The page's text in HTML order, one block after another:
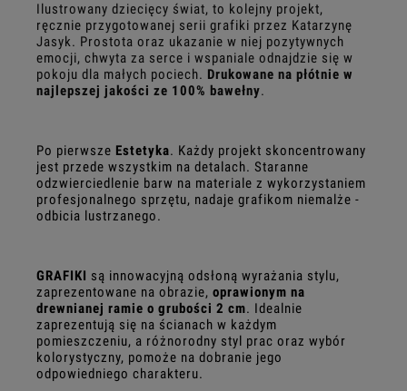
Ilustrowany dziecięcy świat, to kolejny projekt,
ręcznie przygotowanej serii grafiki przez Katarzynę
Jasyk. Prostota oraz ukazanie w niej pozytywnych
emocji, chwyta za serce i wspaniale odnajdzie się w
pokoju dla małych pociech. Drukowane na płótnie w
najlepszej jakości ze 100% bawełny.
Po pierwsze Estetyka. Każdy projekt skoncentrowany
jest przede wszystkim na detalach. Staranne
odzwierciedlenie barw na materiale z wykorzystaniem
profesjonalnego sprzętu, nadaje grafikom niemalże -
odbicia lustrzanego.
GRAFIKI są innowacyjną odsłoną wyrażania stylu,
zaprezentowane na obrazie, oprawionym na
drewnianej ramie o grubości 2 cm. Idealnie
zaprezentują się na ścianach w każdym
pomieszczeniu, a różnorodny styl prac oraz wybór
kolorystyczny, pomoże na dobranie jego
odpowiedniego charakteru.